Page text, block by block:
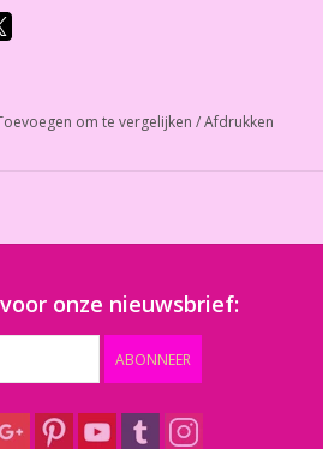
om te vergelijken /Afdrukken
onze nieuwsbrief:
ABONNEER